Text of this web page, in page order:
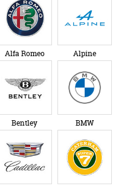
Alfa Romeo Alpine
Bentley BMW